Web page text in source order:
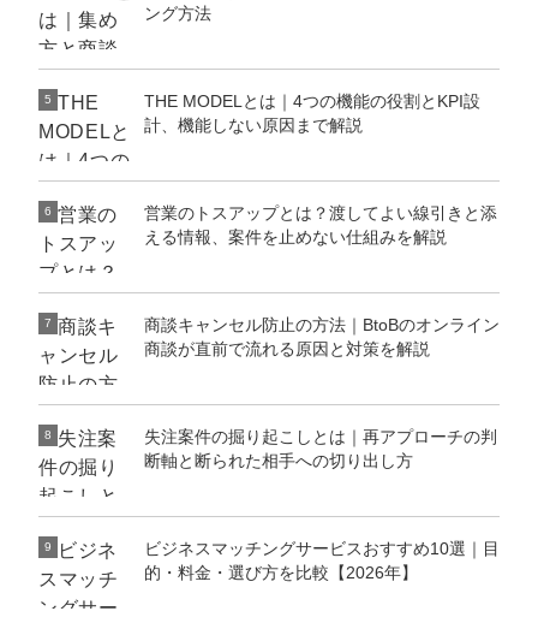
ング方法
5
THE MODELとは｜4つの機能の役割とKPI設
計、機能しない原因まで解説
6
営業のトスアップとは？渡してよい線引きと添
える情報、案件を止めない仕組みを解説
7
商談キャンセル防止の方法｜BtoBのオンライン
商談が直前で流れる原因と対策を解説
8
失注案件の掘り起こしとは｜再アプローチの判
断軸と断られた相手への切り出し方
9
ビジネスマッチングサービスおすすめ10選｜目
的・料金・選び方を比較【2026年】